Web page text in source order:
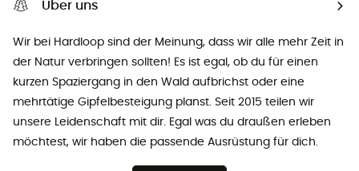
Über uns
Wir bei Hardloop sind der Meinung, dass wir alle mehr Zeit in
der Natur verbringen sollten! Es ist egal, ob du für einen
kurzen Spaziergang in den Wald aufbrichst oder eine
mehrtätige Gipfelbesteigung planst. Seit 2015 teilen wir
unsere Leidenschaft mit dir. Egal was du draußen erleben
möchtest, wir haben die passende Ausrüstung für dich.